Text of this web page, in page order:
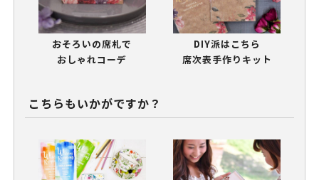
おそろいの席札で
おしゃれコーデ
DIY派はこちら
席次表手作りキット
こちらもいかがですか？